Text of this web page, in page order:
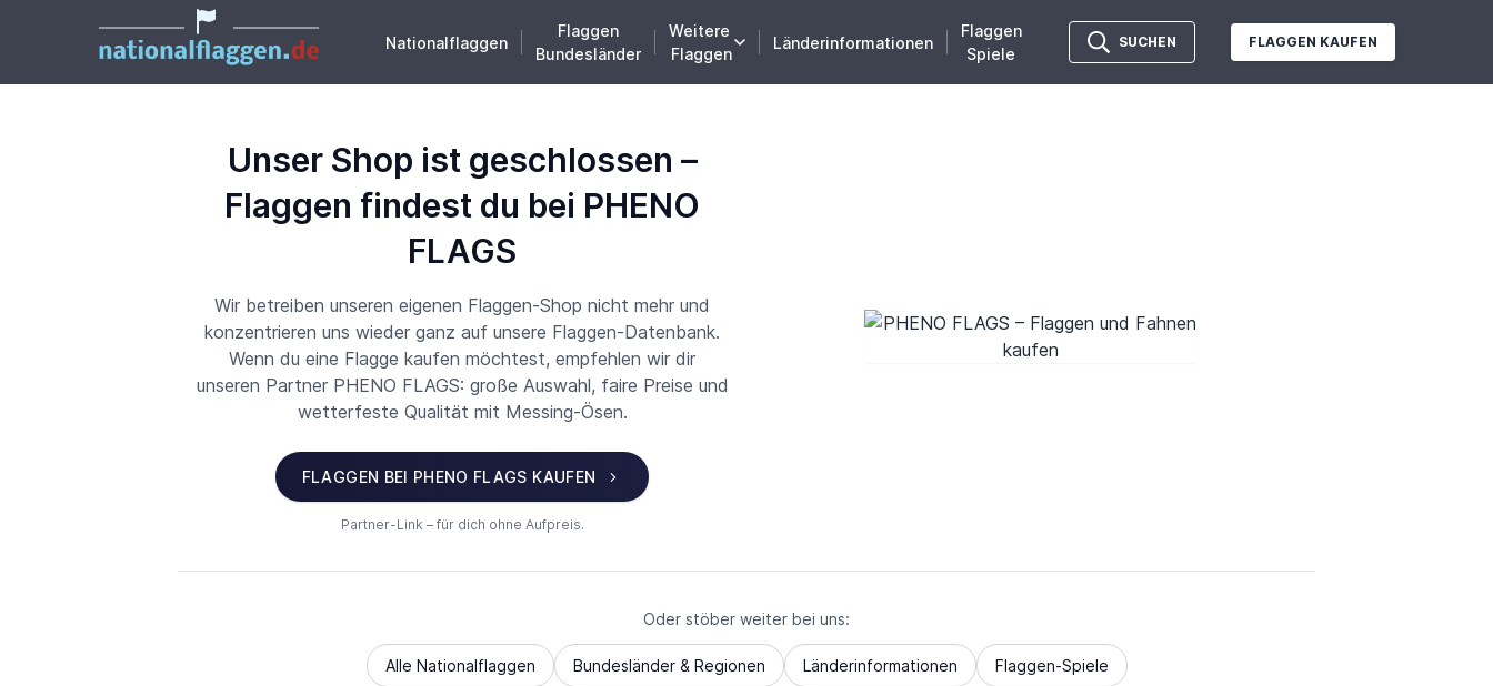
Nationalflaggen
Flaggen
Bundesländer
Weitere
Flaggen
Länderinformationen
Flaggen
Spiele
SUCHEN FLAGGEN KAUFEN
Unser Shop ist geschlossen –
Flaggen findest du bei PHENO
FLAGS
Wir betreiben unseren eigenen Flaggen-Shop nicht mehr und
konzentrieren uns wieder ganz auf unsere Flaggen-Datenbank.
Wenn du eine Flagge kaufen möchtest, empfehlen wir dir
unseren Partner PHENO FLAGS: große Auswahl, faire Preise und
wetterfeste Qualität mit Messing-Ösen.
FLAGGEN BEI PHENO FLAGS KAUFEN
Partner-Link – für dich ohne Aufpreis.
Oder stöber weiter bei uns:
Alle Nationalflaggen Bundesländer & Regionen Länderinformationen Flaggen-Spiele